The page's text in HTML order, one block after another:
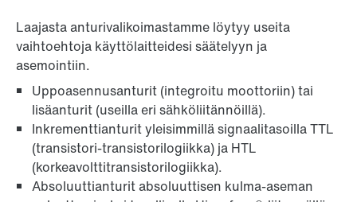
Laajasta anturivalikoimastamme löytyy useita
vaihtoehtoja käyttölaitteidesi säätelyyn ja
asemointiin.
Uppoasennusanturit (integroitu moottoriin) tai
lisäanturit (useilla eri sähköliitännöillä).
Inkrementtianturit yleisimmillä signaalitasoilla TTL
(transistori-transistorilogiikka) ja HTL
(korkeavolttitransistorilogiikka).
Absoluuttianturit absoluuttisen kulma-aseman